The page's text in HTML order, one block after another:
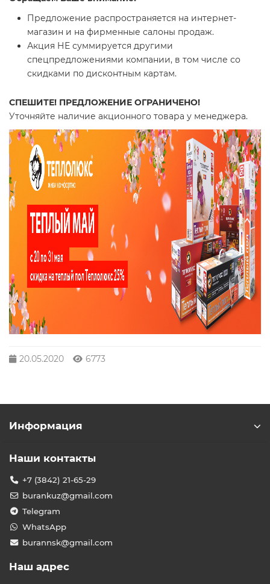
Предложение распространяется на интернет-
магазин и на фирменные салоны продаж.
Акция НЕ суммируется другими
спецпредложениями компании, в том числе со
скидками по дисконтным картам.
СПЕШИТЕ! ПРЕДЛОЖЕНИЕ ОГРАНИЧЕНО!
Уточняйте наличие акционного товара у менеджера.
20.05.2020 6773
Информация
Наши контакты
+7 (3842) 21-65-29
burankuz@gmail.com
Telegram
WhatsApp
burannsk@gmail.com
Наш адрес